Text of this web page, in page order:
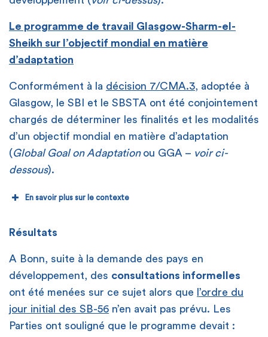
Le programme de travail Glasgow-Sharm-el-
Sheikh sur l’objectif mondial en matière
d’adaptation
Conformément à la décision 7/CMA.3 , adoptée à
Glasgow, le SBI et le SBSTA ont été conjointement
chargés de déterminer les finalités et les modalités
d’un objectif mondial en matière d’adaptation
(Global Goal on Adaptation ou GGA – voir ci-
dessous).
En savoir plus sur le contexte
Résultats
A Bonn, suite à la demande des pays en
développement, des consultations informelles
ont été menées sur ce sujet alors que l’ordre du
jour initial des SB-56 n’en avait pas prévu. Les
Parties ont souligné que le programme devait :